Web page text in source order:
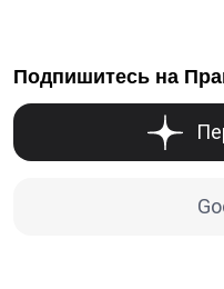
Подпишитесь на